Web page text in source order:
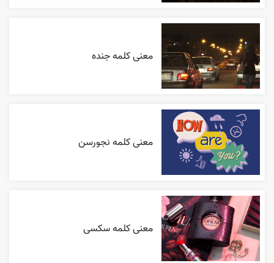
معنی کلمه جنده
معنی کلمه نجورسن
معنی کلمه سکسی